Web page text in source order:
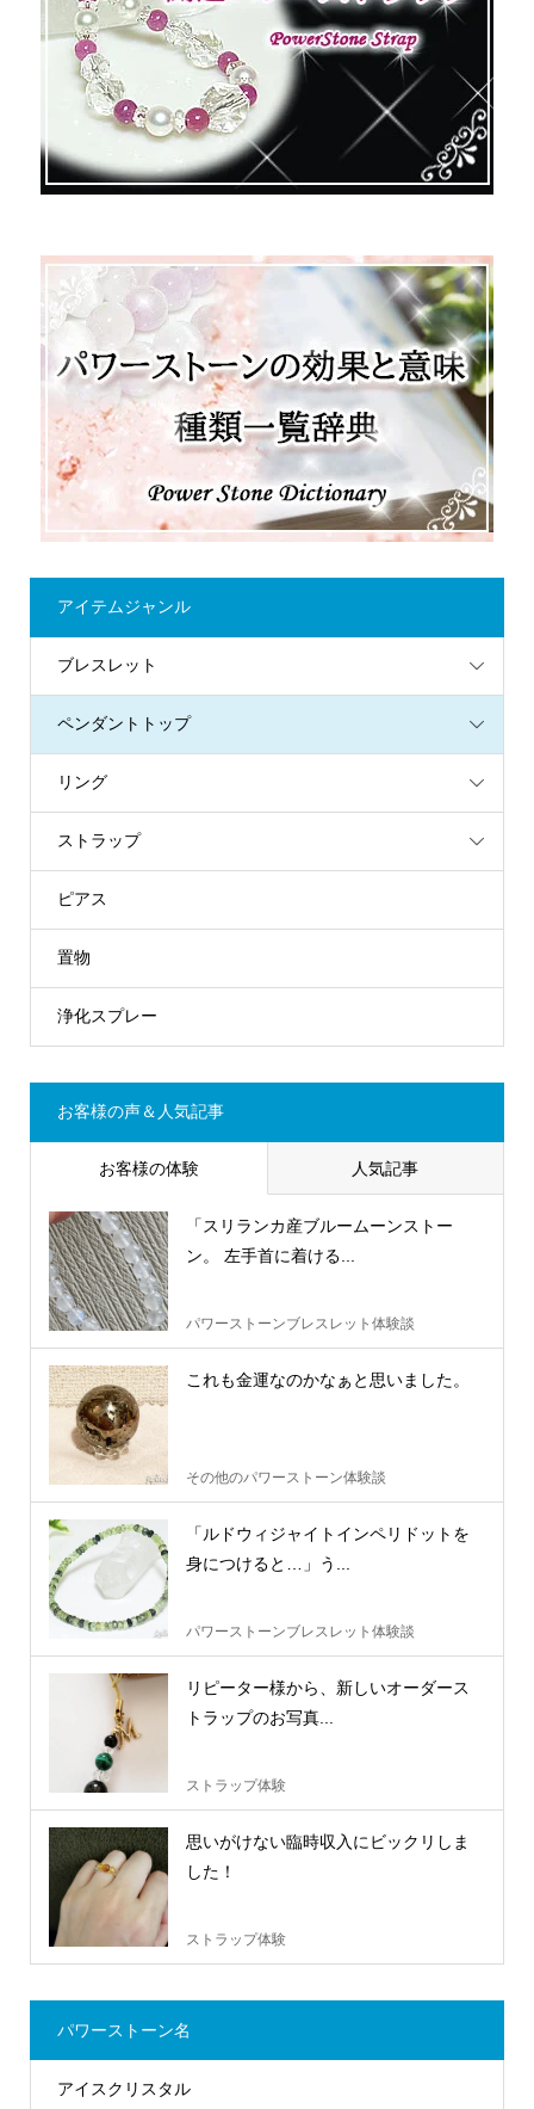
アイテムジャンル
ブレスレット
ペンダントトップ
リング
ストラップ
ピアス
置物
浄化スプレー
お客様の声＆人気記事
お客様の体験 人気記事
「スリランカ産ブルームーンストー
ン。 左手首に着ける...
パワーストーンブレスレット体験談
これも金運なのかなぁと思いました。
その他のパワーストーン体験談
「ルドウィジャイトインペリドットを
身につけると…」う...
パワーストーンブレスレット体験談
リピーター様から、新しいオーダース
トラップのお写真...
ストラップ体験
思いがけない臨時収入にビックリしま
した！
ストラップ体験
パワーストーン名
アイスクリスタル